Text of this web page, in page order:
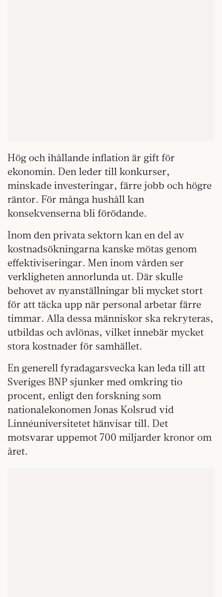
Hög och ihållande inflation är gift för
ekonomin. Den leder till konkurser,
minskade investeringar, färre jobb och högre
räntor. För många hushåll kan
konsekvenserna bli förödande.
Inom den privata sektorn kan en del av
kostnadsökningarna kanske mötas genom
effektiviseringar. Men inom vården ser
verkligheten annorlunda ut. Där skulle
behovet av nyanställningar bli mycket stort
för att täcka upp när personal arbetar färre
timmar. Alla dessa människor ska rekryteras,
utbildas och avlönas, vilket innebär mycket
stora kostnader för samhället.
En generell fyradagarsvecka kan leda till att
Sveriges BNP sjunker med omkring tio
procent, enligt den forskning som
nationalekonomen Jonas Kolsrud vid
Linnéuniversitetet hänvisar till. Det
motsvarar uppemot 700 miljarder kronor om
året.